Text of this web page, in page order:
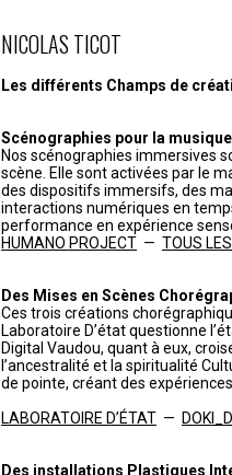
NICOLAS TICOT
Les différents Champs de
Scénographies pour la
Nos scénographies immersives
scène. Elle sont activées par le
des dispositifs immersifs, des
interactions numériques en
performance en expérience
HUMANO PROJECT — TOUS LES
Des Mises en Scènes
Ces trois créations
Laboratoire D’état questionne
Digital Vaudou, quant à eux,
l’ancestralité et la spiritualité
de pointe, créant des
LABORATOIRE D’ÉTAT —
Des installations Plastiques